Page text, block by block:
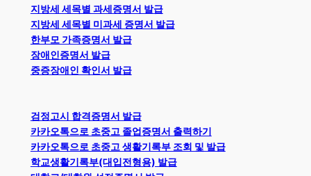
지방세 세목별 과세증명서 발급
지방세 세목별 미과세 증명서 발급
한부모 가족증명서 발급
장애인증명서 발급
중증장애인 확인서 발급
검정고시 합격증명서 발급
카카오톡으로 초중고 졸업증명서 출력하기
카카오톡으로 초중고 생활기록부 조회 및 발급
학교생활기록부(대입전형용) 발급